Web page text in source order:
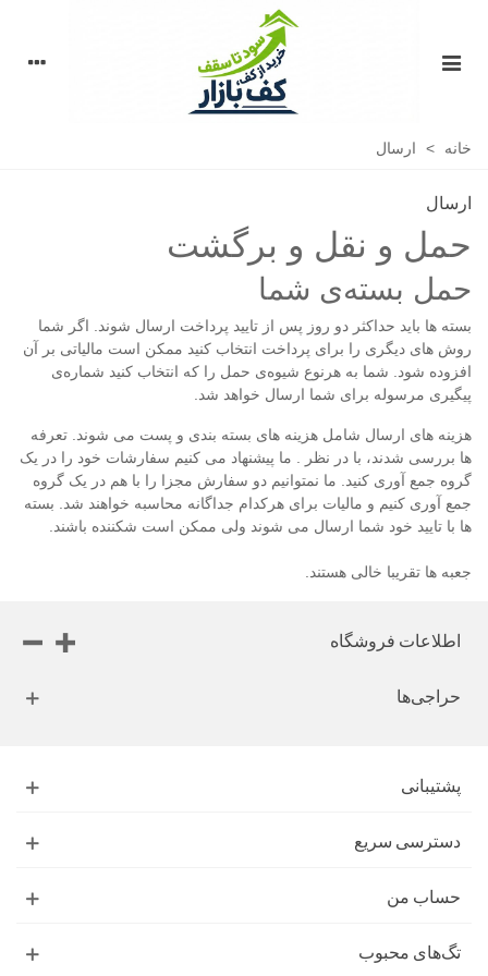
خانه > ارسال
ارسال
حمل و نقل و برگشت
حمل بسته‌ی شما
بسته ها باید حداکثر دو روز پس از تایید پرداخت ارسال شوند. اگر شما
روش های دیگری را برای پرداخت انتخاب کنید ممکن است مالیاتی بر آن
افزوده شود. شما به هرنوع شیوه‌ی حمل را که انتخاب کنید شماره‌ی
پیگیری مرسوله برای شما ارسال خواهد شد.
هزینه های ارسال شامل هزینه های بسته بندی و پست می شوند. تعرفه
ها بررسی شدند، با در نظر . ما پیشنهاد می کنیم سفارشات خود را در یک
گروه جمع آوری کنید. ما نمتوانیم دو سفارش مجزا را با هم در یک گروه
جمع آوری کنیم و مالیات برای هرکدام جداگانه محاسبه خواهند شد. بسته
ها با تایید خود شما ارسال می شوند ولی ممکن است شکننده باشند.
جعبه ها تقریبا خالی هستند.
اطلاعات فروشگاه
حراجی‌ها
پشتیبانی
دسترسی سریع
حساب من
تگ‌های محبوب